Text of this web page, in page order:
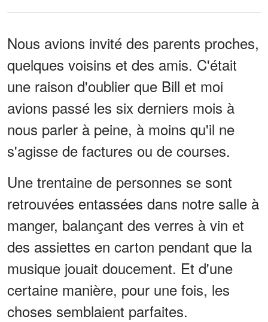
Nous avions invité des parents proches,
quelques voisins et des amis. C'était
une raison d'oublier que Bill et moi
avions passé les six derniers mois à
nous parler à peine, à moins qu'il ne
s'agisse de factures ou de courses.
Une trentaine de personnes se sont
retrouvées entassées dans notre salle à
manger, balançant des verres à vin et
des assiettes en carton pendant que la
musique jouait doucement. Et d'une
certaine manière, pour une fois, les
choses semblaient parfaites.